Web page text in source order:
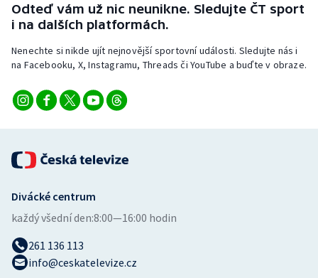
Triatlon
Veslování
Vodní slalom
Ostatní
Odteď vám už nic neunikne. Sledujte ČT sport
i na dalších platformách.
Nenechte si nikde ujít nejnovější sportovní události. Sledujte nás i
na Facebooku, X, Instagramu, Threads či YouTube a buďte v obraze.
Divácké centrum
každý všední den:8:00—16:00 hodin
261 136 113
info@ceskatelevize.cz